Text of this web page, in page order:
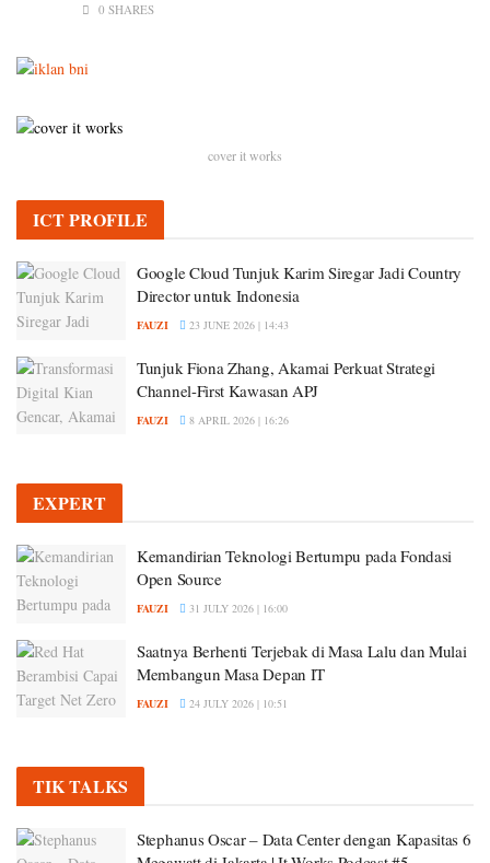
0 SHARES
cover it works
ICT PROFILE
Google Cloud Tunjuk Karim Siregar Jadi Country
Director untuk Indonesia
FAUZI 23 JUNE 2026 | 14:43
Tunjuk Fiona Zhang, Akamai Perkuat Strategi
Channel-First Kawasan APJ
FAUZI 8 APRIL 2026 | 16:26
EXPERT
Kemandirian Teknologi Bertumpu pada Fondasi
Open Source
FAUZI 31 JULY 2026 | 16:00
Saatnya Berhenti Terjebak di Masa Lalu dan Mulai
Membangun Masa Depan IT
FAUZI 24 JULY 2026 | 10:51
TIK TALKS
Stephanus Oscar – Data Center dengan Kapasitas 6